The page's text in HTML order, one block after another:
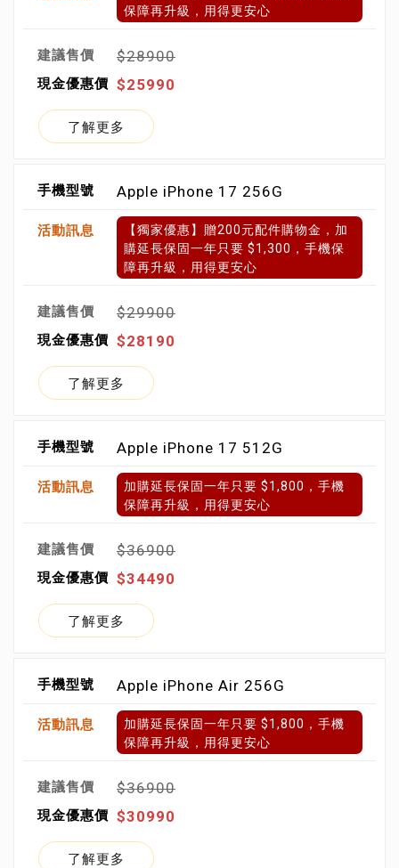
保障再升級，用得更安心
$28900
$25990
了解更多
Apple iPhone 17 256G
【獨家優惠】贈200元配件購物金，加
購延長保固一年只要 $1,300，手機保
障再升級，用得更安心
$29900
$28190
了解更多
Apple iPhone 17 512G
加購延長保固一年只要 $1,800，手機
保障再升級，用得更安心
$36900
$34490
了解更多
Apple iPhone Air 256G
加購延長保固一年只要 $1,800，手機
保障再升級，用得更安心
$36900
$30990
了解更多